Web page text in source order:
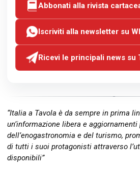
Abbonati alla rivista
Iscriviti alla newsletter su
Ricevi le principali news su
“Italia a Tavola è da sempre in prima
un’informazione libera e
dell’enogastronomia e del turismo,
di tutti i suoi protagonisti attraverso
disponibili”